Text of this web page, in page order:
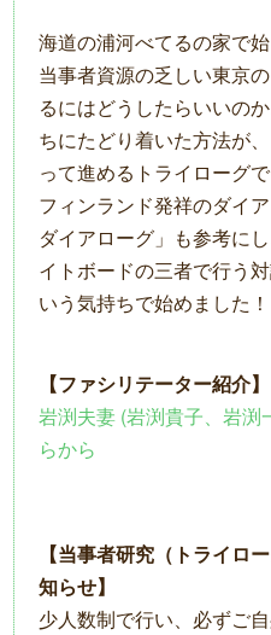
海道の浦河べてるの家で
当事者資源の乏しい東京
るにはどうしたらいいの
ちにたどり着いた方法が
って進めるトライローグで
フィンランド発祥のダイ
ダイアローグ」も参考に
イトボードの三者で行う
いう気持ちで始めました！
【ファシリテーター紹介】
岩渕夫妻 (岩渕貴子、岩渕
らから
【当事者研究（トライロ
知らせ】
少人数制で行い、必ずご